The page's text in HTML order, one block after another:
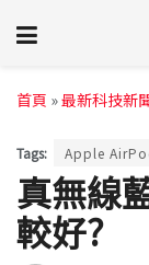
首頁 »最新科技新
Tags: Apple
真無線
較好?